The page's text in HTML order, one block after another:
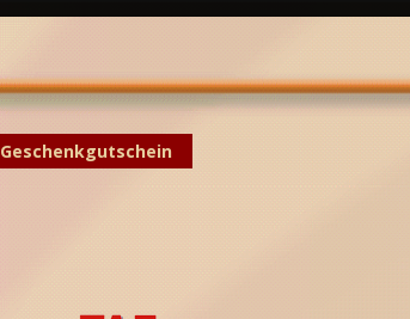
Geschenkgutschein